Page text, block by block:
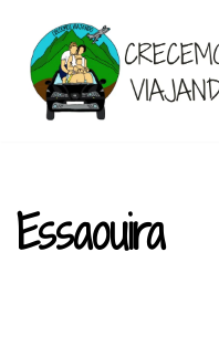
Saltar
contenido
Essaouira